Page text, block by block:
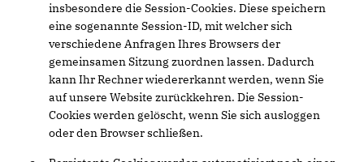
insbesondere die Session-Cookies. Diese speichern
eine sogenannte Session-ID, mit welcher sich
verschiedene Anfragen Ihres Browsers der
gemeinsamen Sitzung zuordnen lassen. Dadurch
kann Ihr Rechner wiedererkannt werden, wenn Sie
auf unsere Website zurückkehren. Die Session-
Cookies werden gelöscht, wenn Sie sich ausloggen
oder den Browser schließen.